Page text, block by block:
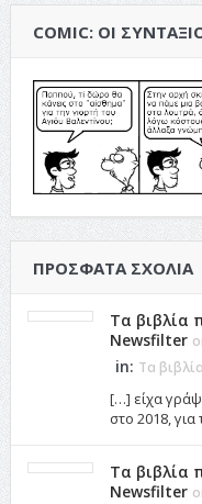
COMIC: ΟΙ
ΠΡΌΣΦΑΤΑ ΣΧΌΛΙΑ
Τα βιβλία
Newsfilter
in: Τα
[…] είχα
στο 2018, για
Τα βιβλία
Newsfilter